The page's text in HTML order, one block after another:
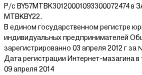
Р/с BY57MTBK30120001093300072474 в
MTBKBY22.
В едином государственном регистре
индивидуальных предпринимателей
зарегистрированно 03 апреля 2012 г за
Дата регистрации Интернет-мазагина
09 апреля 2014